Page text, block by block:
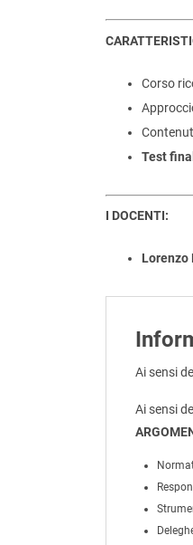
Corso
Test
I DOCENTI:
Lorenzo
Ai sensi
Ai sensi